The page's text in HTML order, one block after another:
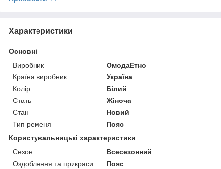
Характеристики
Основні
Виробник
ОмодаЕтно
Країна виробник
Україна
Колір
Білий
Стать
Жіноча
Стан
Новий
Тип ременя
Пояс
Користувальницькі характеристики
Сезон
Всесезонний
Оздоблення та прикраси
Пояс